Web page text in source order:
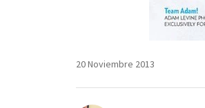
20 Noviembre 2013